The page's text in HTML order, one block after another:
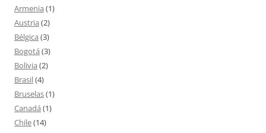
Armenia (1)
Austria (2)
Bélgica (3)
Bogotá (3)
Bolivia (2)
Brasil(4)
Bruselas(1)
Canadá (1)
Chile(14)